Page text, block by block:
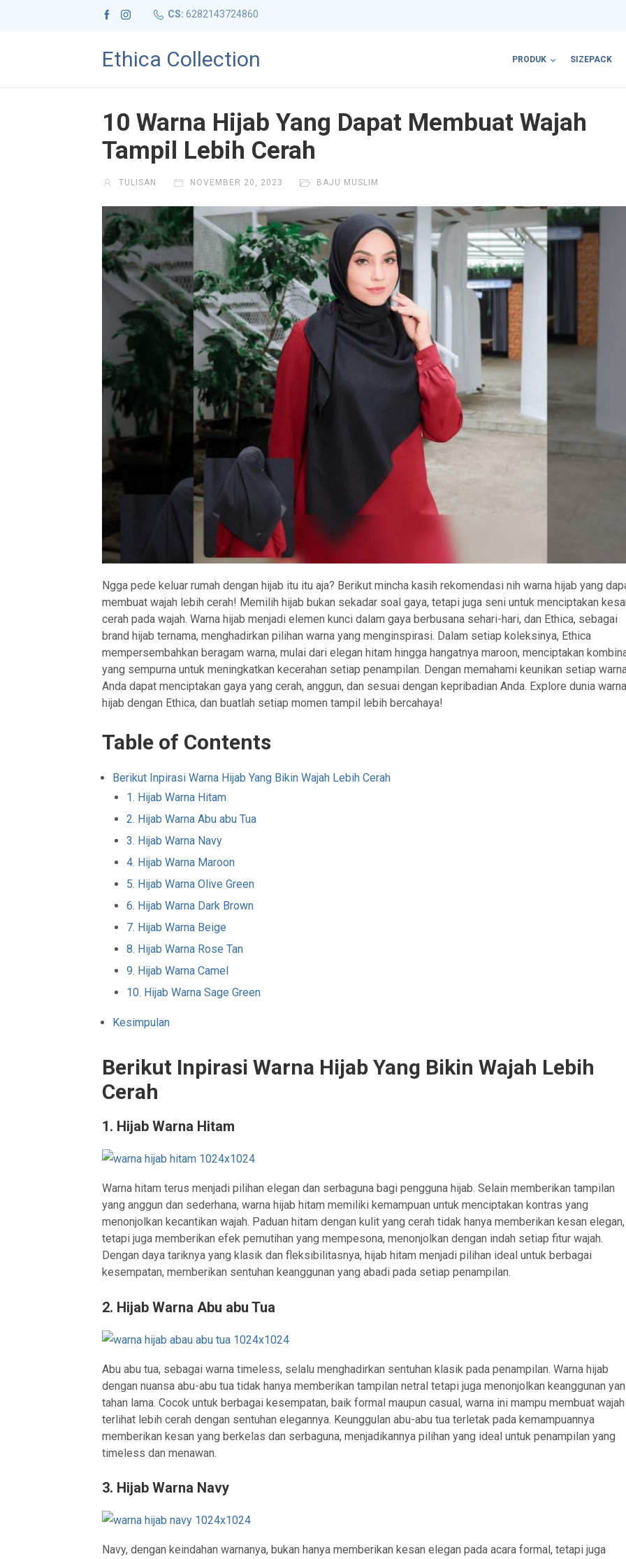
CS: 6282143724860
Ethica Collection PRODUK SIZEPACK
10 Warna Hijab Yang Dapat Membuat Wajah
Tampil Lebih Cerah
TULISAN NOVEMBER 20, 2023 BAJU MUSLIM
Ngga pede keluar rumah dengan hijab itu itu aja? Berikut mincha kasih rekomendasi nih warna hijab yang
membuat wajah lebih cerah! Memilih hijab bukan sekadar soal gaya, tetapi juga seni untuk menciptakan
cerah pada wajah. Warna hijab menjadi elemen kunci dalam gaya berbusana sehari-hari, dan Ethica, sebagai
brand hijab ternama, menghadirkan pilihan warna yang menginspirasi. Dalam setiap koleksinya, Ethica
mempersembahkan beragam warna, mulai dari elegan hitam hingga hangatnya maroon, menciptakan
yang sempurna untuk meningkatkan kecerahan setiap penampilan. Dengan memahami keunikan setiap
Anda dapat menciptakan gaya yang cerah, anggun, dan sesuai dengan kepribadian Anda. Explore dunia
hijab dengan Ethica, dan buatlah setiap momen tampil lebih bercahaya!
Table of Contents
Berikut Inpirasi Warna Hijab Yang Bikin Wajah Lebih Cerah
1. Hijab Warna Hitam
2. Hijab Warna Abu abu Tua
3. Hijab Warna Navy
4. Hijab Warna Maroon
5. Hijab Warna Olive Green
6. Hijab Warna Dark Brown
7. Hijab Warna Beige
8. Hijab Warna Rose Tan
9. Hijab Warna Camel
10. Hijab Warna Sage Green
Kesimpulan
Berikut Inpirasi Warna Hijab Yang Bikin Wajah Lebih
Cerah
1. Hijab Warna Hitam
Warna hitam terus menjadi pilihan elegan dan serbaguna bagi pengguna hijab. Selain memberikan tampilan
yang anggun dan sederhana, warna hijab hitam memiliki kemampuan untuk menciptakan kontras yang
menonjolkan kecantikan wajah. Paduan hitam dengan kulit yang cerah tidak hanya memberikan kesan elegan,
tetapi juga memberikan efek pemutihan yang mempesona, menonjolkan dengan indah setiap fitur wajah.
Dengan daya tariknya yang klasik dan fleksibilitasnya, hijab hitam menjadi pilihan ideal untuk berbagai
kesempatan, memberikan sentuhan keanggunan yang abadi pada setiap penampilan.
2. Hijab Warna Abu abu Tua
Abu abu tua, sebagai warna timeless, selalu menghadirkan sentuhan klasik pada penampilan. Warna hijab
dengan nuansa abu-abu tua tidak hanya memberikan tampilan netral tetapi juga menonjolkan keanggunan
tahan lama. Cocok untuk berbagai kesempatan, baik formal maupun casual, warna ini mampu membuat wajah
terlihat lebih cerah dengan sentuhan elegannya. Keunggulan abu-abu tua terletak pada kemampuannya
memberikan kesan yang berkelas dan serbaguna, menjadikannya pilihan yang ideal untuk penampilan yang
timeless dan menawan.
3. Hijab Warna Navy
Navy, dengan keindahan warnanya, bukan hanya memberikan kesan elegan pada acara formal, tetapi juga